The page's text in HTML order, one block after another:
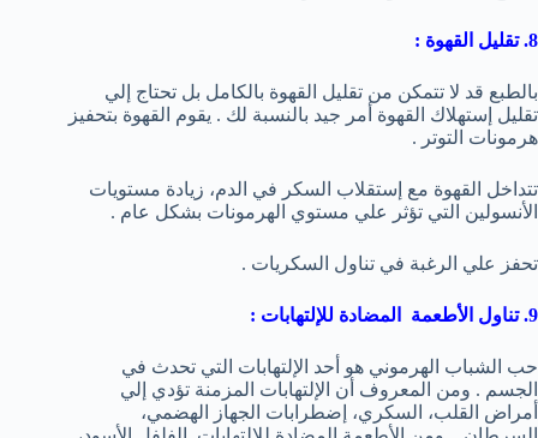
8. تقليل القهوة :
بالطبع قد لا تتمكن من تقليل القهوة بالكامل بل تحتاج إلي
تقليل إستهلاك القهوة أمر جيد بالنسبة لك . يقوم القهوة بتحفيز
هرمونات التوتر .
تتداخل القهوة مع إستقلاب السكر في الدم، زيادة مستويات
الأنسولين التي تؤثر علي مستوي الهرمونات بشكل عام .
تحفز علي الرغبة في تناول السكريات .
9. تناول الأطعمة المضادة للإلتهابات :
حب الشباب الهرموني هو أحد الإلتهابات التي تحدث في
الجسم . ومن المعروف أن الإلتهابات المزمنة تؤدي إلي
أمراض القلب، السكري، إضطرابات الجهاز الهضمي،